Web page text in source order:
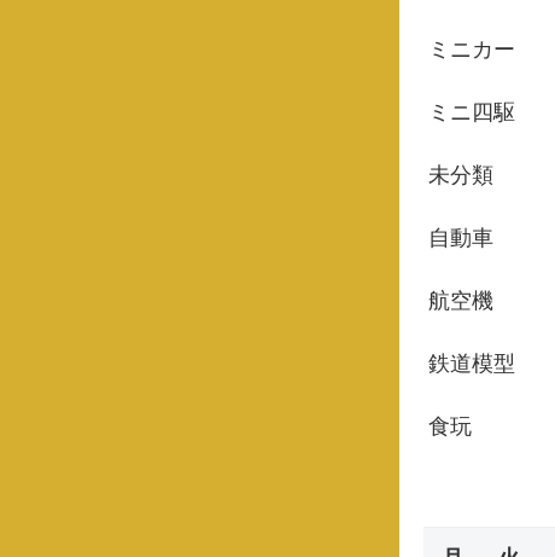
ミニカー
ミニ四駆
未分類
自動車
航空機
鉄道模型
食玩